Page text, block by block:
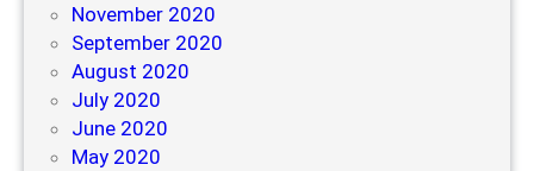
November 2020
September 2020
August 2020
July 2020
June 2020
May 2020